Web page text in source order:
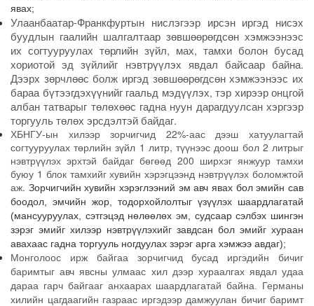
явах;
Улаанбаатар-Франкфуртын нислэгээр ирсэн иргэд нисэх
буудлын гаалийн шалгалтаар зөвшөөрөгдсөн хэмжээнээс
их согтууруулах төрлийн зүйл, мах, тамхи болон бусад
хориотой эд зүйлийг нэвтрүүлэх явдал байсаар байна.
Дээрх зөрчлөөс болж иргэд зөвшөөрөгдсөн хэмжээнээс их
бараа бүтээгдэхүүнийг гаальд мэдүүлэх, тэр хирээр онцгой
албан татварыг төлөхөөс гадна нуун дарагдуулсан хэргээр
торгууль төлөх эрсдэлтэй байдаг.
ХБНГУ-ын хилээр зорчигчид 22%-аас дээш хатуулагтай
согтууруулах төрлийн зүйл 1 литр, түүнээс доош бол 2 литрыг
нэвтрүүлэх эрхтэй байдаг бөгөөд 200 ширхэг янжуур тамхи
буюу 1 блок тамхийг хувийн хэрэгцээнд нэвтрүүлэх боломжтой
аж. Зорчигчийн хувийн хэрэглээний эм авч явах бол эмийн сав
боодол, эмчийн жор, тодорхойлолтыг үзүүлэх шаардлагатай
(мансууруулах, сэтгэцэд нөлөөлөх эм, судсаар сэлбэх шингэн
зэрэг эмийг хилээр нэвтрүүлэхийг завдсан бол эмийг хураан
авахаас гадна торгууль ногдуулах зэрэг арга хэмжээ авдаг);
Монголоос ирж байгаа зорчигчид бусад иргэдийн бичиг
баримтыг авч явсны улмаас хил дээр хураалгах явдалудаа
дараа гарч байгааг анхаарах шаардлагатай байна. Германы
хилийн цагдаагийн газраас иргэдээр дамжуулан бичиг баримт